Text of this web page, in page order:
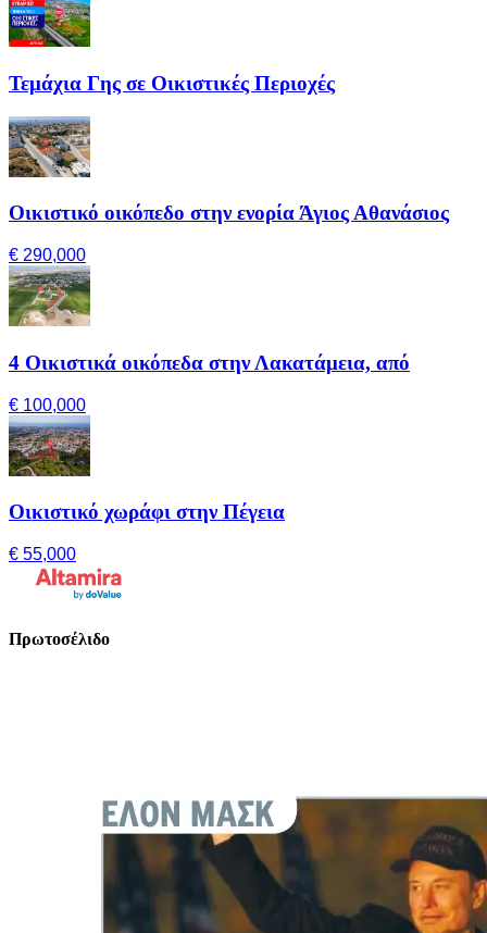
Τεμάχια Γης σε Οικιστικές Περιοχές
Οικιστικό οικόπεδο στην ενορία Άγιος Αθανάσιος
€ 290,000
4 Οικιστικά οικόπεδα στην Λακατάμεια, από
€ 100,000
Οικιστικό χωράφι στην Πέγεια
€ 55,000
Πρωτοσέλιδο